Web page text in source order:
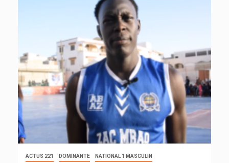
ACTUS 221 DOMINANTE NATIONAL 1 MASCULIN